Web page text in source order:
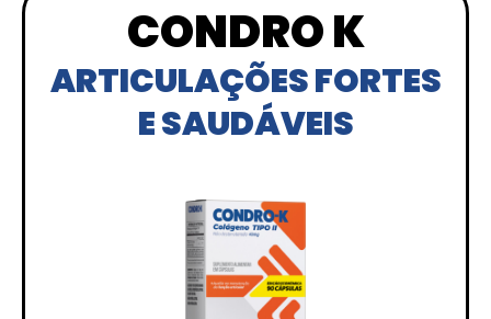
CONDRO K
ARTICULAÇÕES FORTES
E SAUDÁVEIS